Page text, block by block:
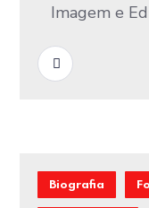
Imagem e
Biografia